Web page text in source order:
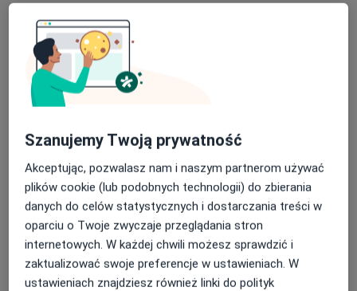
Konsultacja psychologiczna
Od 300 zł Szczegóły
Od 300 zł Szczegóły
Interwencja kryzysowa
300 zł Szczegóły Umów wizytę
Konsultacja online
300 zł Szczegóły Umów wizytę
Szanujemy Twoją prywatność
Akceptując, pozwalasz nam i naszym partnerom używać
plików cookie (lub podobnych technologii) do zbierania
danych do celów statystycznych i dostarczania treści w
oparciu o Twoje zwyczaje przeglądania stron
internetowych. W każdej chwili możesz sprawdzić i
zaktualizować swoje preferencje w ustawieniach. W
ustawieniach znajdziesz również linki do polityk